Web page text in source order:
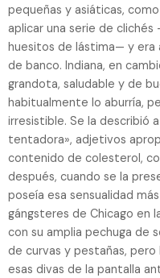
pequeñas y asiáticas,
aplicar una serie de
huesitos de lástima— y era
de banco. Indiana, en
grandota, saludable y de
habitualmente lo aburría,
irresistible. Se la describió
tentadora», adjetivos
contenido de colesterol,
después, cuando se la
poseía esa sensualidad
gángsteres de Chicago en
con su amplia pechuga de
de curvas y pestañas, pero
esas divas de la pantalla